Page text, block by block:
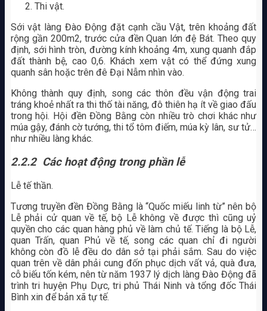
Thi vật.
Sới vật làng Đào Động đặt cạnh cầu Vật, trên khoảng đất
rộng gần 200m2, trước cửa đền Quan lớn đệ Bát. Theo quy
định, sới hình tròn, đường kính khoảng 4m, xung quanh đắp
đất thành bệ, cao 0,6. Khách xem vật có thể đứng xung
quanh sân hoặc trên đê Đại Nẫm nhìn vào.
Không thành quy định, song các thôn đều vận động trai
tráng khoẻ nhất ra thi thố tài năng, đô thiên hạ ít về giao đấu
trong hội. Hội đền Đồng Bằng còn nhiều trò chơi khác như
múa gậy, đánh cờ tướng, thi tổ tôm điếm, múa kỳ lân, sư tử…
như nhiều làng khác.
2.2.2 Các hoạt động trong phần lễ
Lễ tế thần.
Tương truyền đền Đồng Bằng là “Quốc miếu linh từ” nên bộ
Lễ phải cử quan về tế, bộ Lễ không về được thì cũng uỷ
quyền cho các quan hàng phủ về làm chủ tế. Tiếng là bộ Lễ,
quan Trấn, quan Phủ về tế, song các quan chỉ đi người
không còn đồ lễ đều do dân sở tại phải sắm. Sau do việc
quan trên về dân phải cung đốn phục dịch vất vả, quà đưa,
cỗ biếu tốn kém, nên từ năm 1937 lý dịch làng Đào Động đã
trình tri huyện Phụ Dực, tri phủ Thái Ninh và tổng đốc Thái
Bình xin để bản xã tự tế.